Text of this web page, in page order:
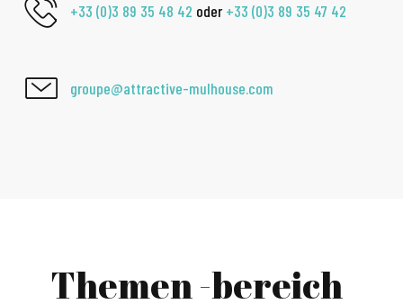
+33 (0)3 89 35 48 42 oder+33 (0)3 89 35 47 42
groupe@attractive-mulhouse.com
Themen -bereich